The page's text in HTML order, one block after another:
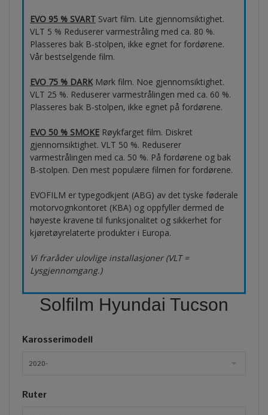
EVO 95 % SVART Svart film. Lite gjennomsiktighet.
VLT 5 % Reduserer varmestråling med ca. 80 %.
Plasseres bak B-stolpen, ikke egnet for fordørene.
Vår bestselgende film.
EVO 75 % DARKMørk film. Noe gjennomsiktighet.
VLT 25 %. Reduserer varmestrålingen med ca. 60 %.
Plasseres bak B-stolpen, ikke egnet på fordørene.
EVO 50 % SMOKE Røykfarget film. Diskret
gjennomsiktighet. VLT 50 %. Reduserer
varmestrålingen med ca. 50 %. På fordørene og bak
B-stolpen. Den mest populære filmen for fordørene.
EVOFILM er typegodkjent (ABG) av det tyske føderale
motorvognkontoret (KBA) og oppfyller dermed de
høyeste kravene til funksjonalitet og sikkerhet for
kjøretøyrelaterte produkter i Europa.
Vi fraråder ulovlige installasjoner (VLT =
Lysgjennomgang.)
Solfilm Hyundai Tucson
Karosserimodell
2020-
Ruter